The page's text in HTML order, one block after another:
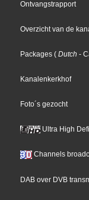
Ontvangstrapport
Overzicht van de
Packages ( Dutch -
Kanalenkerkhof
Foto´s gezocht
Ultra High
Channels
DAB over DVB